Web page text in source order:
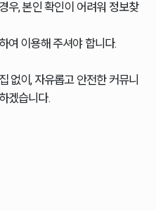
우, 본인 확인이 어려워 정보찾
여 이용해 주셔야 합니다.
없이, 자유롭고 안전한 커뮤니
겠습니다.